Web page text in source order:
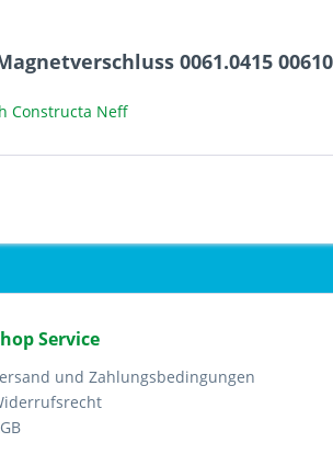
0061.0415
Constructa Neff
Service
und Zahlungsbedingungen